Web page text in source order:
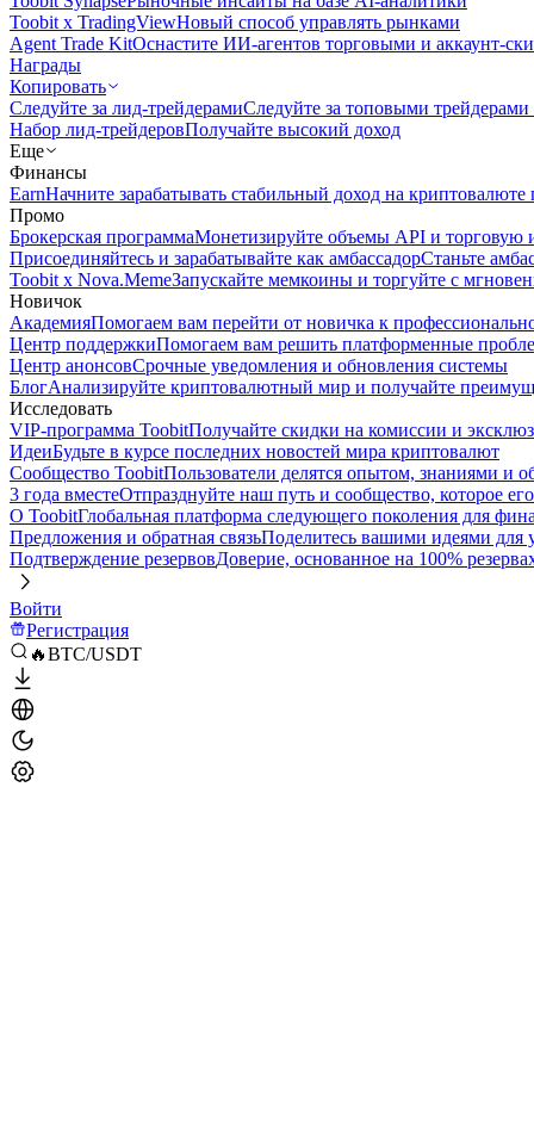
Toobit x TradingViewНовый способ управлять рынками
Agent Trade KitОснастите ИИ-агентов торговыми и аккаунт-
Награды
Копировать
Следуйте за лид-трейдерамиСледуйте за топовыми
Набор лид-трейдеровПолучайте высокий доход
Еще
Финансы
EarnНачните зарабатывать стабильный доход на криптовалюте
Промо
Брокерская программаМонетизируйте объемы API и торговую
Присоединяйтесь и зарабатывайте как амбассадорСтаньте
Toobit x Nova.MemeЗапускайте мемкоины и торгуйте с
Новичок
АкадемияПомогаем вам перейти от новичка к
Центр поддержкиПомогаем вам решить платформенные
Центр анонсовСрочные уведомления и обновления системы
БлогАнализируйте криптовалютный мир и получайте
Исследовать
VIP-программа ToobitПолучайте скидки на комиссии и
ИдеиБудьте в курсе последних новостей мира криптовалют
Сообщество ToobitПользователи делятся опытом, знаниями и
3 года вместеОтпразднуйте наш путь и сообщество, которое
О ToobitГлобальная платформа следующего поколения для
Предложения и обратная связьПоделитесь вашими идеями для
Подтверждение резервовДоверие, основанное на 100%
Войти
Регистрация
🔥BTC/USDT